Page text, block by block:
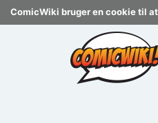
ComicWiki bruger en cookie til